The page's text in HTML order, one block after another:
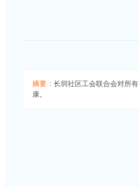
摘要： 长圳社区工会联合会对所
康。